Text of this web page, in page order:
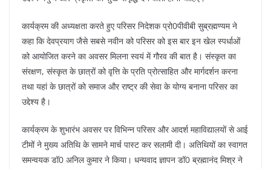
कार्यक्रम की अध्यक्षता करते हुए परिसर निदेशक प्रो0पीवीबी सुब्रह्मण्यम ने
कहा कि देवप्रयाग जैसे सबसे नवीन को परिसर को इस बार इन खेल स्पर्धाओं
को आयोजित करने का अवसर मिलना स्वयं में गौरव की बात है। संस्कृत का
संरक्षण, संस्कृत के छात्रों को वृत्ति के प्रति प्रोत्साहित और मार्गदर्शन करना
तथा यहां के छात्रों को समाज और राष्ट्र की सेवा के योग्य बनाना परिसर का
उद्देश्य है।
कार्यक्रम के शुभारंभ अवसर पर विभिन्न परिसर और आदर्श महाविद्यालयों से आई
टीमों ने मुख्य अतिथि के सामने मार्च पास्ट कर सलामी दी। अतिथियों का स्वागत
समन्वयक डॉ0 अनिल कुमार ने किया। धन्यवाद ज्ञापन डॉ0 ब्रह्मानंद मिश्र ने